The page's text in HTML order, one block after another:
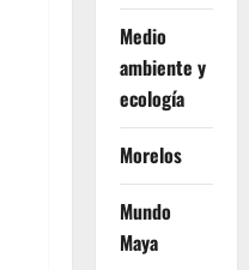
Medio
ambiente y
ecología
Morelos
Mundo
Maya